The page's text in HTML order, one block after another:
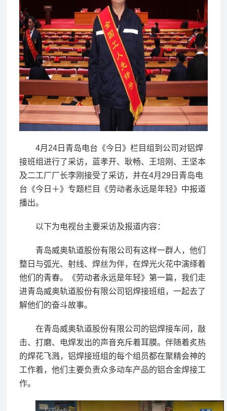
4月24日青岛电台《今日》栏目组到公司对铝焊
接班组进行了采访，蓝孝开、耿畅、王培刚、王坚本
及二工厂厂长李刚接受了采访，并在4月29日青岛电
台《今日＋》专题栏目《劳动者永远是年轻》中报道
播出。
以下为电视台主要采访及报道内容：
青岛威奥轨道股份有限公司有这样一群人，他们
整日与弧光、射线、焊丝为伴，在焊光火花中演绎着
他们的青春。《劳动者永远是年轻》第一篇，我们走
进青岛威奥轨道股份有限公司铝焊接班组，一起去了
解他们的奋斗故事。
在青岛威奥轨道股份有限公司的铝焊接车间，敲
击、打磨、电焊发出的声音充斥着耳膜。伴随着炙热
的焊花飞溅，铝焊接班组的每个组员都在聚精会神的
工作着，他们主要负责众多动车产品的铝合金焊接工
作。